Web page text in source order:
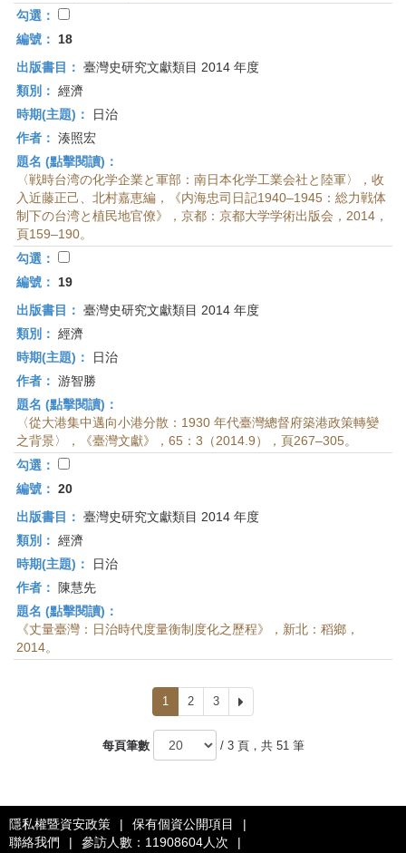
勾選：
編號：
18
出版書目： 臺灣史研究文獻類目 2014 年度
類別： 經濟
時期(主題)：
日治
作者： 湊照宏
題名 (點擊閱讀)：
〈戦時台湾の化学企業と軍部：南日本化学工業会社と陸軍〉，收
入近藤正己、北村嘉恵編，《内海忠司日記1940–1945：総力戦体
制下の台湾と植民地官僚》，京都：京都大学学術出版会，2014，
頁159–190。
勾選：
編號：
19
出版書目： 臺灣史研究文獻類目 2014 年度
類別： 經濟
時期(主題)：
日治
作者： 游智勝
題名 (點擊閱讀)：
〈從大港集中邁向小港分散：1930 年代臺灣總督府築港政策轉變
之背景〉，《臺灣文獻》，65：3（2014.9），頁267–305。
勾選：
編號： 20
出版書目： 臺灣史研究文獻類目 2014 年度
類別： 經濟
時期(主題)：
日治
作者：
陳慧先
題名 (點擊閱讀)：
《丈量臺灣：日治時代度量衡制度化之歷程》，新北：稻鄉，
2014。
1 2 3
一
每頁筆數
/ 3 頁，共 51 筆
隱私權暨資安政策 | 保有個資公開項目
|
聯絡我們
| 參訪人數：11908604人次 |